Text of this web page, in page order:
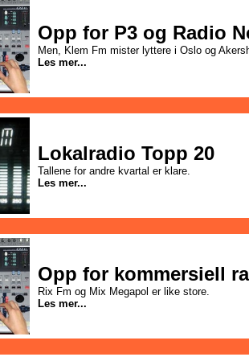
Opp for P3 og Radio
Men, Klem Fm mister lyttere i Oslo og
Les mer...
Lokalradio Topp 20
Tallene for andre kvartal er klare.
Les mer...
Opp for kommersiell
Rix Fm og Mix Megapol er like store.
Les mer...